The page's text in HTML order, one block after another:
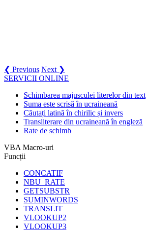
❮ Previous Next ❯
SERVICII ONLINE
Schimbarea majusculei literelor din text
Suma este scrisă în ucraineană
Căutați latină în chirilic și invers
Transliterare din ucraineană în engleză
Rate de schimb
VBA Macro-uri
Funcții
CONCATIF
NBU_RATE
GETSUBSTR
SUMINWORDS
TRANSLIT
VLOOKUP2
VLOOKUP3